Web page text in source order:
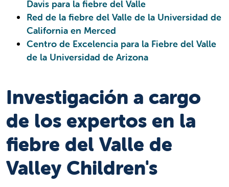
Davis para la fiebre del Valle
Red de la fiebre del Valle de la Universidad de
California en Merced
Centro de Excelencia para la Fiebre del Valle
de la Universidad de Arizona
Investigación a cargo
de los expertos en la
fiebre del Valle de
Valley Children's